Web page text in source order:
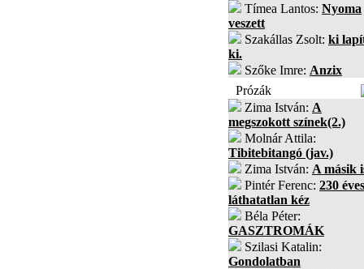
Tímea Lantos: Nyoma
veszett
Szakállas Zsolt: ki
ki.
Szőke Imre: Anzix
Prózák
Zima István: A
megszokott színek(2.)
Molnár Attila:
Tibitebitangó (jav.)
Zima István: A másik
Pintér Ferenc: 230
láthatatlan kéz
Béla Péter:
GASZTROMÁK
Szilasi Katalin:
Gondolatban